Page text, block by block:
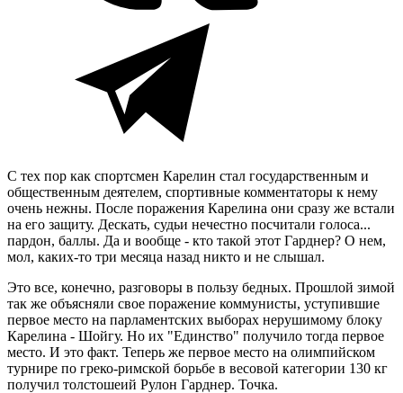
С тех пор как спортсмен Карелин стал государственным и
общественным деятелем, спортивные комментаторы к нему
очень нежны. После поражения Карелина они сразу же встали
на его защиту. Дескать, судьи нечестно посчитали голоса...
пардон, баллы. Да и вообще - кто такой этот Гарднер? О нем,
мол, каких-то три месяца назад никто и не слышал.
Это все, конечно, разговоры в пользу бедных. Прошлой зимой
так же объясняли свое поражение коммунисты, уступившие
первое место на парламентских выборах нерушимому блоку
Карелина - Шойгу. Но их "Единство" получило тогда первое
место. И это факт. Теперь же первое место на олимпийском
турнире по греко-римской борьбе в весовой категории 130 кг
получил толстошеий Рулон Гарднер. Точка.